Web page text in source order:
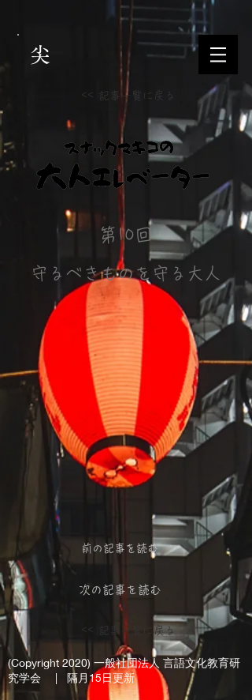
尖
<< 記事一覧に戻る
第10回
守るべきものを守る大人
前の記事を読む
次の記事を読む
<< 記事一覧に戻る
(Copyright 2020) 一般社団法人 言語文化教育研
究学会 | 隔月15日更新